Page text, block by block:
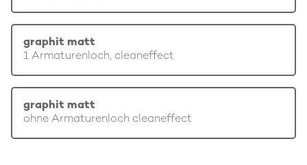
graphit matt
1 Armaturenloch, cleaneffect
graphit matt
ohne Armaturenloch cleaneffect